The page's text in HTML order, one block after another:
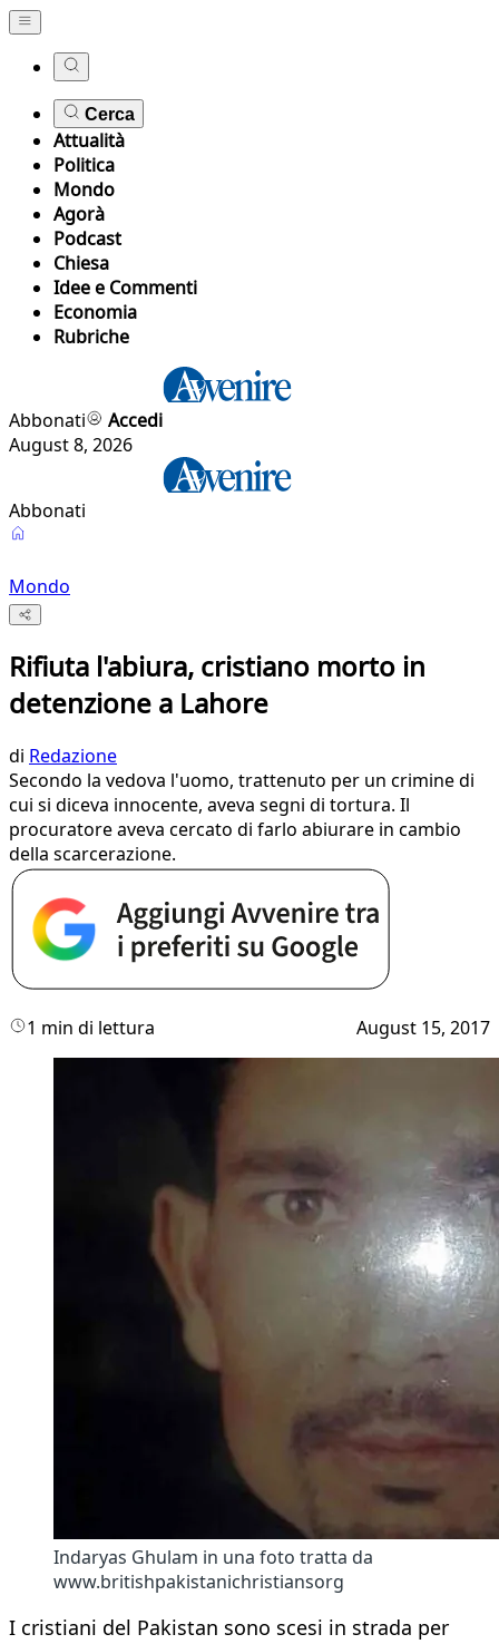
Cerca
Attualità
Politica
Mondo
Agorà
Podcast
Chiesa
Idee e Commenti
Economia
Rubriche
Abbonati
Accedi
August 8, 2026
Abbonati
Mondo
Rifiuta l'abiura, cristiano morto in
detenzione a Lahore
di Redazione
Secondo la vedova l'uomo, trattenuto per un crimine di
cui si diceva innocente, aveva segni di tortura. Il
procuratore aveva cercato di farlo abiurare in cambio
della scarcerazione.
1 min di lettura August 15, 2017
Indaryas Ghulam in una foto tratta da
www.britishpakistanichristiansorg
I cristiani del Pakistan sono scesi in strada per